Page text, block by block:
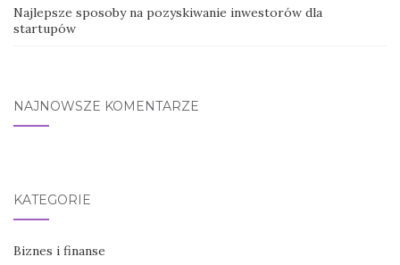
Najlepsze sposoby na pozyskiwanie inwestorów dla
startupów
NAJNOWSZE KOMENTARZE
KATEGORIE
Biznes i finanse